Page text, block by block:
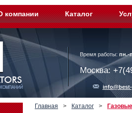
компании Каталог
Время работы: пн.-
Москва:
Главная > Каталог >